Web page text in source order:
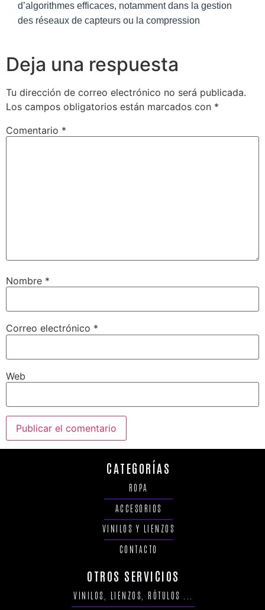
d’algorithmes efficaces, notamment dans la gestion
des réseaux de capteurs ou la compression
Deja una respuesta
Tu dirección de correo electrónico no será publicada.
Los campos obligatorios están marcados con *
Comentario *
Nombre *
Correo electrónico *
Web
CATEGORÍAS
ROPA
ACCESORIOS
VINILOS Y LIENZOS
CONTACTO
OTROS SERVICIOS
VINILOS, LIENZOS, RÓTULOS ...